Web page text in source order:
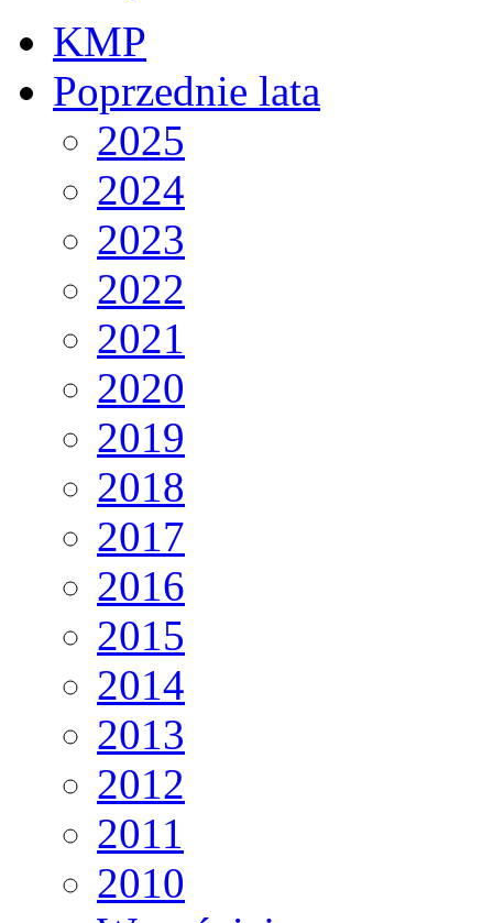
KMP
Poprzednie lata
2025
2024
2023
2022
2021
2020
2019
2018
2017
2016
2015
2014
2013
2012
2011
2010